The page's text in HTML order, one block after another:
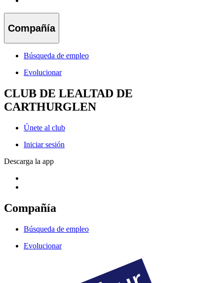
Compañía
Búsqueda de empleo
Evolucionar
CLUB DE LEALTAD DE
CARTHURGLEN
Únete al club
Iniciar sesión
Descarga la app
Compañía
Búsqueda de empleo
Evolucionar